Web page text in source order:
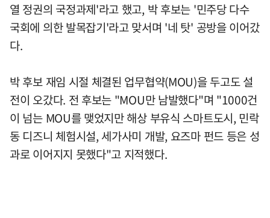
열 정권의 국정과제'라고 했고, 박 후보는 '민주당 다수
국회에 의한 발목잡기'라고 맞서며 '네 탓' 공방을 이어갔
다.
박 후보 재임 시절 체결된 업무협약(MOU)을 두고도 설
전이 오갔다. 전 후보는 "MOU만 남발했다"며 "1000건
이 넘는 MOU를 맺었지만 해상 부유식 스마트도시, 민락
동 디즈니 체험시설, 세가사미 개발, 요즈마 펀드 등은 성
과로 이어지지 못했다"고 지적했다.